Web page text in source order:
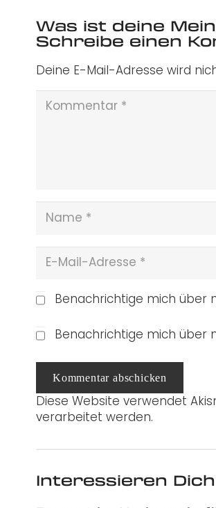
Was ist deine
Schreibe einen
Deine E-Mail-Adresse wird
Benachrichtige mich über
Benachrichtige mich über
Kommentar abschicken
Diese Website verwendet
verarbeitet werden.
Interessieren